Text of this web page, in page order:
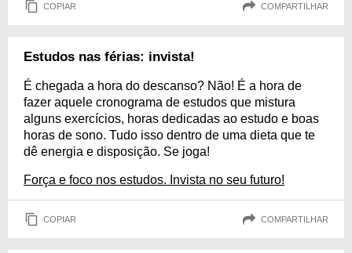
COPIAR COMPARTILHAR
Estudos nas férias: invista!
É chegada a hora do descanso? Não! É a hora de
fazer aquele cronograma de estudos que mistura
alguns exercícios, horas dedicadas ao estudo e boas
horas de sono. Tudo isso dentro de uma dieta que te
dê energia e disposição. Se joga!
Força e foco nos estudos. Invista no seu futuro!
COPIAR COMPARTILHAR